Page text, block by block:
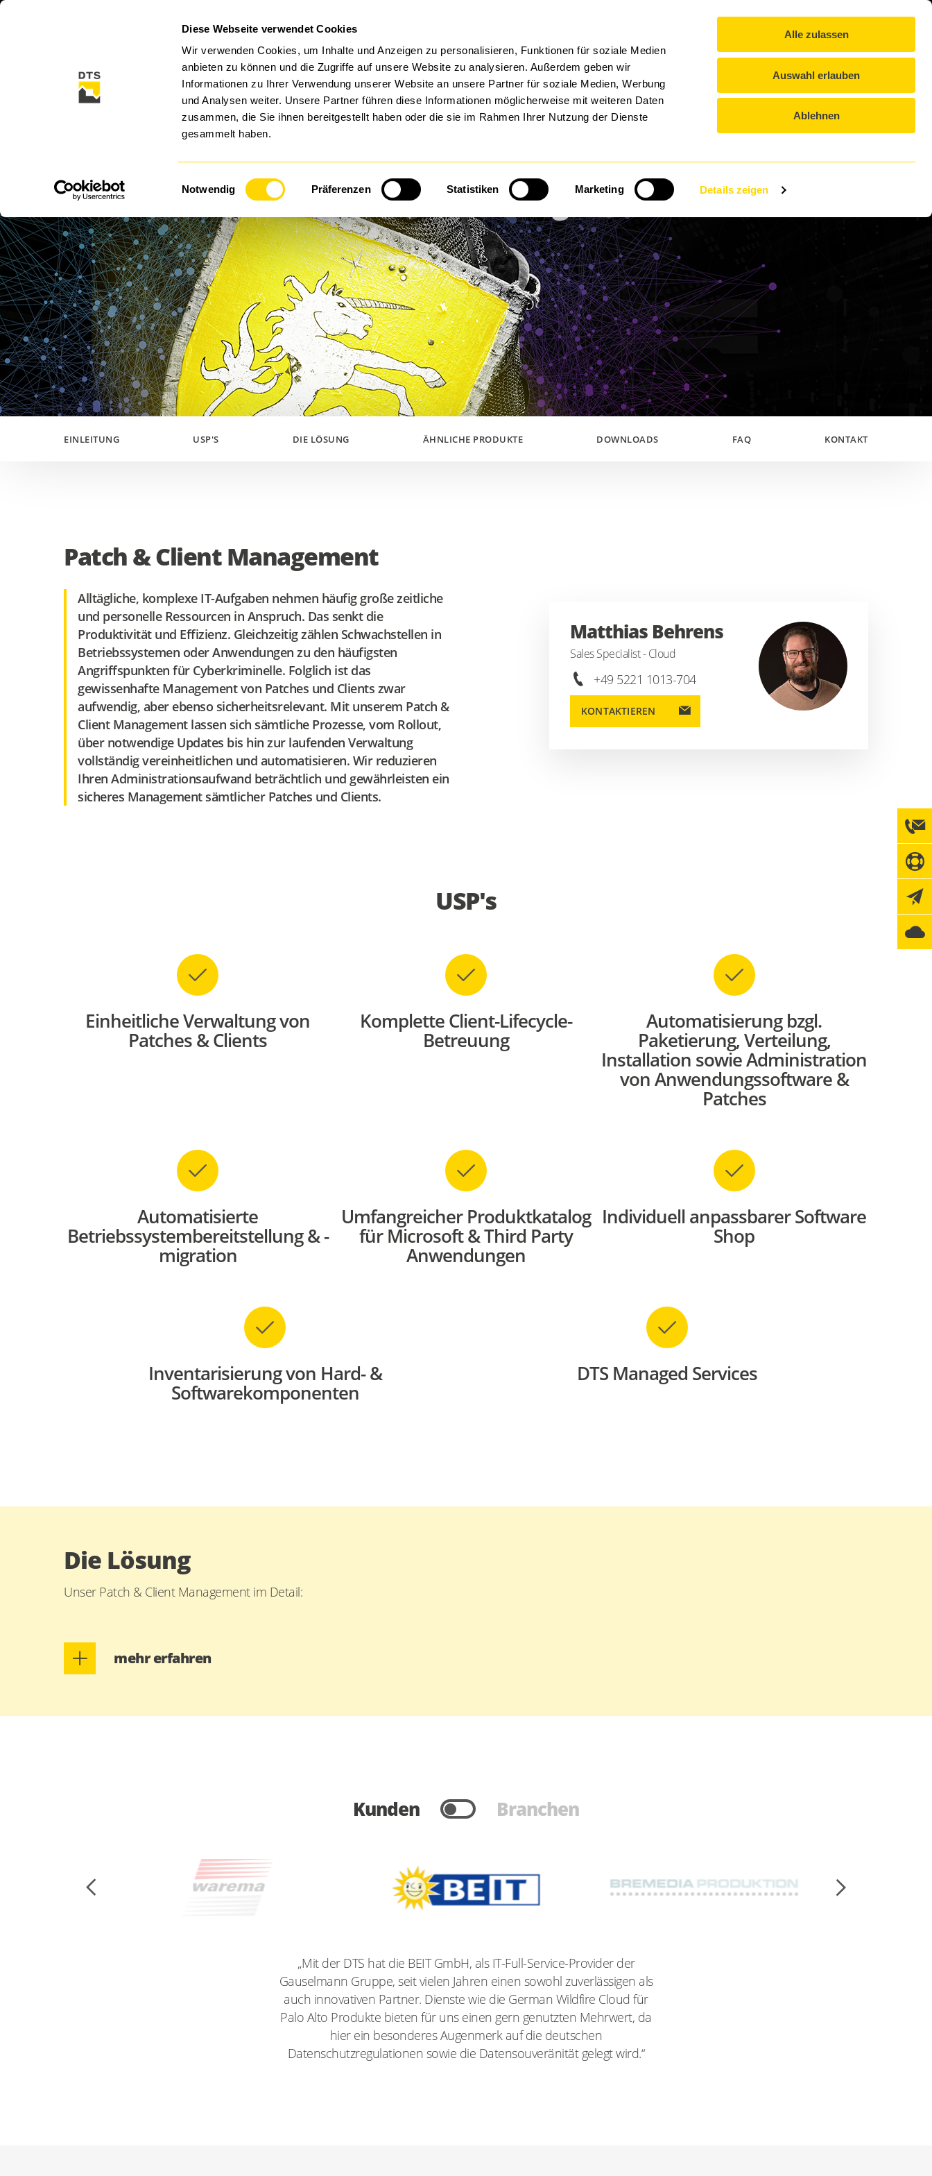
Diese Webseite verwendet Cookies
Wir verwenden Cookies, um Inhalte und Anzeigen zu personalisieren, Funktionen für soziale Medien
anbieten zu können und die Zugriffe auf unsere Website zu analysieren. Außerdem geben wir
Informationen zu Ihrer Verwendung unserer Website an unsere Partner für soziale Medien, Werbung
und Analysen weiter. Unsere Partner führen diese Informationen möglicherweise mit weiteren Daten
zusammen, die Sie ihnen bereitgestellt haben oder die sie im Rahmen Ihrer Nutzung der Dienste
gesammelt haben.
Einwilligungsauswahl
Notwendig Präferenzen Statistiken Marketing Details zeigen
Alle zulassen
Auswahl erlauben
Ablehnen
CYBER SECURITY SECURITY SOFTWARE BY DTS MANAGED SERVICES DTS GROUP EVENTS KARRIERE
Patch & Client Management
EINLEITUNG USP'S DIE LÖSUNG ÄHNLICHE PRODUKTE DOWNLOADS FAQ KONTAKT
Patch & Client Management
Alltägliche, komplexe IT-Aufgaben nehmen häufig große zeitliche
und personelle Ressourcen in Anspruch. Das senkt die
Produktivität und Effizienz. Gleichzeitig zählen Schwachstellen in
Betriebssystemen oder Anwendungen zu den häufigsten
Angriffspunkten für Cyberkriminelle. Folglich ist das
gewissenhafte Management von Patches und Clients zwar
aufwendig, aber ebenso sicherheitsrelevant. Mit unserem Patch &
Client Management lassen sich sämtliche Prozesse, vom Rollout,
über notwendige Updates bis hin zur laufenden Verwaltung
vollständig vereinheitlichen und automatisieren. Wir reduzieren
Ihren Administrationsaufwand beträchtlich und gewährleisten ein
sicheres Management sämtlicher Patches und Clients.
Matthias Behrens
Sales Specialist - Cloud
+49 5221 1013-704
KONTAKTIEREN
USP's
Einheitliche Verwaltung von
Patches & Clients
Komplette Client-Lifecycle-
Betreuung
Automatisierung bzgl.
Paketierung, Verteilung,
Installation sowie Administration
von Anwendungssoftware &
Patches
Automatisierte
Betriebssystembereitstellung & -
migration
Umfangreicher Produktkatalog
für Microsoft & Third Party
Anwendungen
Individuell anpassbarer Software
Shop
Inventarisierung von Hard- &
Softwarekomponenten
DTS Managed Services
Die Lösung
Unser Patch & Client Management im Detail:
mehr erfahren
Kunden Branchen
„Mit der DTS hat die BEIT GmbH, als IT-Full-Service-Provider der
Gauselmann Gruppe, seit vielen Jahren einen sowohl zuverlässigen als
auch innovativen Partner. Dienste wie die German Wildfire Cloud für
Palo Alto Produkte bieten für uns einen gern genutzten Mehrwert, da
hier ein besonderes Augenmerk auf die deutschen
Datenschutzregulationen sowie die Datensouveränität gelegt wird.“